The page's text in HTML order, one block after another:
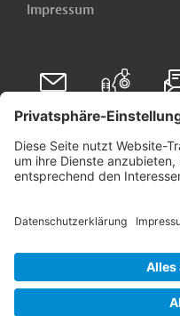
Impressum
Folgen Sie uns auf
Linkedin
© 2026 Germany Trade